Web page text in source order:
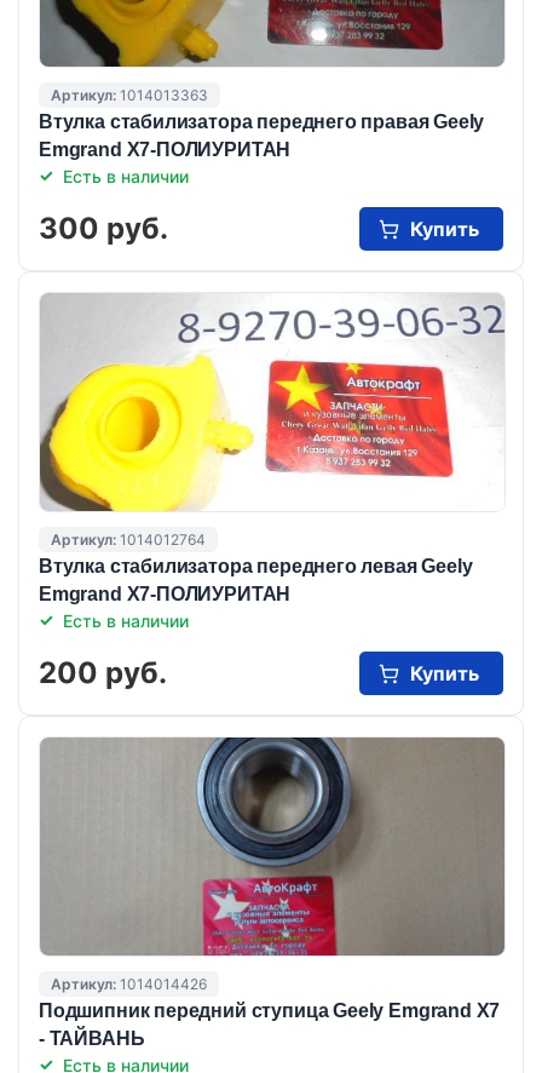
Артикул: 1014013363
Втулка стабилизатора переднего правая Geely
Emgrand X7-ПОЛИУРИТАН
Есть в наличии
300 руб. Купить
Артикул: 1014012764
Втулка стабилизатора переднего левая Geely
Emgrand X7-ПОЛИУРИТАН
Есть в наличии
200 руб. Купить
Артикул: 1014014426
Подшипник передний ступица Geely Emgrand X7
- ТАЙВАНЬ
Есть в наличии